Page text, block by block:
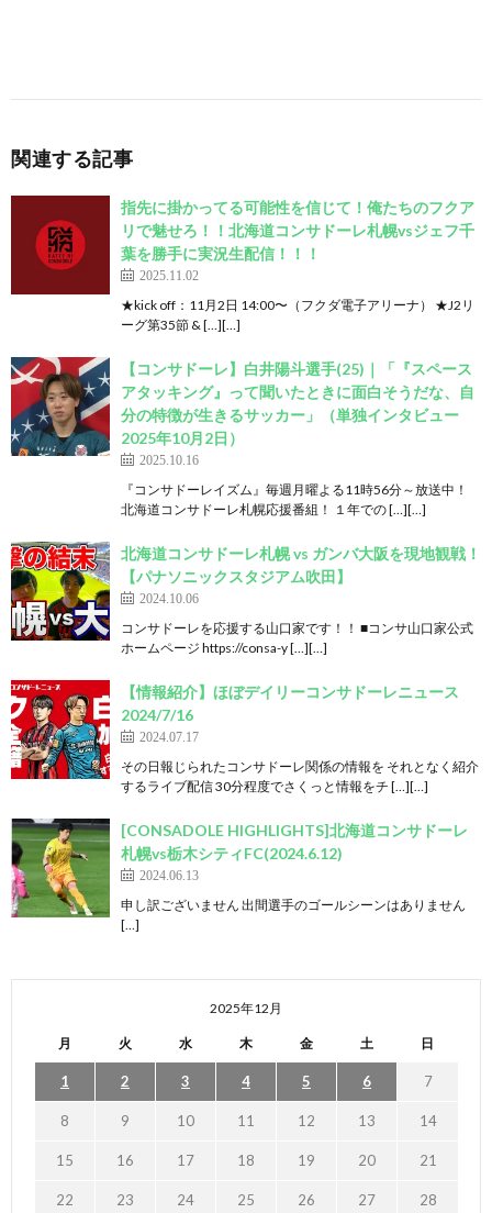
関連する記事
指先に掛かってる可能性を信じて！俺たちのフクア
リで魅せろ！！北海道コンサドーレ札幌vsジェフ千
葉を勝手に実況生配信！！！
2025.11.02
★kick off：11月2日 14:00〜（フクダ電子アリーナ） ★J2リ
ーグ第35節 & […][…]
【コンサドーレ】白井陽斗選手(25)｜「『スペース
アタッキング』って聞いたときに面白そうだな、自
分の特徴が生きるサッカー」（単独インタビュー
2025年10月2日）
2025.10.16
『コンサドーレイズム』毎週月曜よる11時56分～放送中！
北海道コンサドーレ札幌応援番組！ １年での […][…]
北海道コンサドーレ札幌 vs ガンバ大阪を現地観戦！
【パナソニックスタジアム吹田】
2024.10.06
コンサドーレを応援する山口家です！！ ■コンサ山口家公式
ホームページ https://consa-y […][…]
【情報紹介】ほぼデイリーコンサドーレニュース
2024/7/16
2024.07.17
その日報じられたコンサドーレ関係の情報を それとなく紹介
するライブ配信 30分程度でさくっと情報をチ […][…]
[CONSADOLE HIGHLIGHTS]北海道コンサドーレ
札幌vs栃木シティFC(2024.6.12)
2024.06.13
申し訳ございません 出間選手のゴールシーンはありません
[…]
2025年12月
月 火 水 木 金 土 日
1 2 3 4 5 6 7
8 9 10 11 12 13 14
15 16 17 18 19 20 21
22 23 24 25 26 27 28